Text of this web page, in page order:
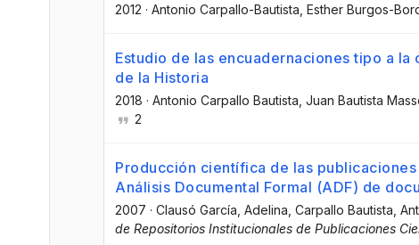
2012 · Antonio Carpallo-Bautista , Esther Burgos-
Estudio de las encuadernaciones tipo a la
de la Historia
2018 · Antonio Carpallo Bautista , Juan Bautista
2
Producción científica de las
Análisis Documental Formal (ADF) de
2007 · Clausó García, Adelina , Carpallo Bautista,
de Repositorios Institucionales de Publicaciones